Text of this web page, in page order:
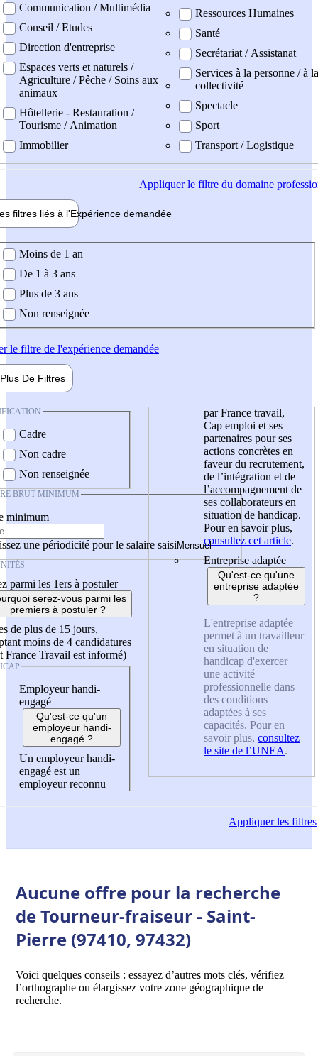
Communication / Multimédia
Conseil / Etudes
Direction d'entreprise
Espaces verts et naturels /
Agriculture / Pêche / Soins aux
animaux
Hôtellerie - Restauration /
Tourisme / Animation
Immobilier
Ressources Humaines
Santé
Secrétariat / Assistanat
Services à la personne / à la
collectivité
Spectacle
Sport
Transport / Logistique
Appliquerle filtre du domaine
filtres liés à l'Expérience demandée
demandée
Moins de 1 an
De 1 à 3 ans
Plus de 3 ans
Non renseignée
le filtre de l'expérience demandée
Plus De Filtres
Cadre
Non cadre
Non renseignée
BRUT MINIMUM
minimum
une périodicité pour le salaire saisi
parmi les 1ers à postuler
serez-vous parmi les
premiers à postuler ?
de plus de 15 jours,
moins de 4 candidatures
France Travail est informé)
Employeur handi-
engagé
Qu'est-ce qu'un
employeur handi-
engagé ?
Un employeur handi-
engagé est un
employeur reconnu
par France travail,
Cap emploi et ses
partenaires pour ses
actions concrètes en
faveur du recrutement,
de l’intégration et de
l’accompagnement de
ses collaborateurs en
situation de handicap.
Pour en savoir plus,
consultez cet article.
Entreprise adaptée
Qu'est-ce qu'une
entreprise adaptée
?
L'entreprise adaptée
permet à un travailleur
en situation de
handicap d'exercer
une activité
professionnelle dans
des conditions
adaptées à ses
capacités. Pour en
savoir plus, consultez
le site de l’UNEA.
Appliquerles filtres
Aucune offre pour la recherche
de Tourneur-fraiseur - Saint-
Pierre (97410, 97432)
Voici quelques conseils : essayez d’autres mots clés, vérifiez
l’orthographe ou élargissez votre zone géographique de
recherche.